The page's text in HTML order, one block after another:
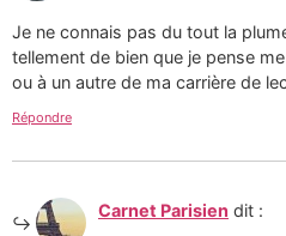
Je ne connais pas du tout la
tellement de bien que je pense
ou à un autre de ma carrière de
Répondre
Carnet Parisien dit :